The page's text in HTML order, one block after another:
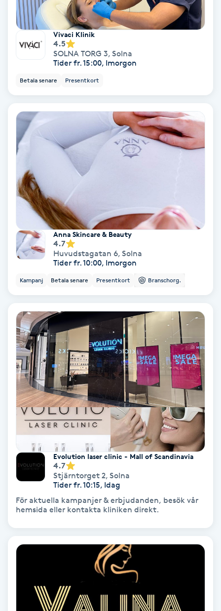
Läpptatuering
Manikyr & Pedikyr
Massage
Medial vägledning
Medicinsk massage
Meditation
Medium
Megavolymfransar
Mesoterapi
MicroPen
Microshading
Mixfransar
Nagelförlängning akryl
Nagelförlängning gelé
Nagelförlängning silke
Nagelklippning
Vivaci Klinik
4.5
SOLNA TORG 3, Solna
Tider fr. 15:00, Imorgon
Betala senare Presentkort
Anna Skincare & Beauty
4.7
Huvudstagatan 6, Solna
Tider fr. 10:00, Imorgon
Kampanj Betala senare Presentkort Branschorg.
Evolution laser clinic - Mall of Scandinavia
4.7
Stjärntorget 2, Solna
Tider fr. 10:15, Idag
För aktuella kampanjer & erbjudanden, besök vår
hemsida eller kontakta kliniken direkt.